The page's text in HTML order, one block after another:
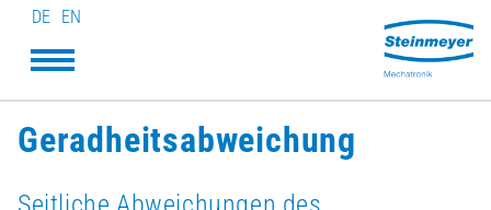
DE EN
Geradheitsabweichung